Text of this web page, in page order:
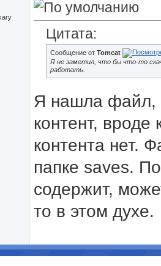
Цитата:
Сообщение от Tomcat
Я не заметил, что бы что-то
работать.
Я нашла файл,
контент, вроде
контента нет.
папке saves.
содержит,
то в этом духе.